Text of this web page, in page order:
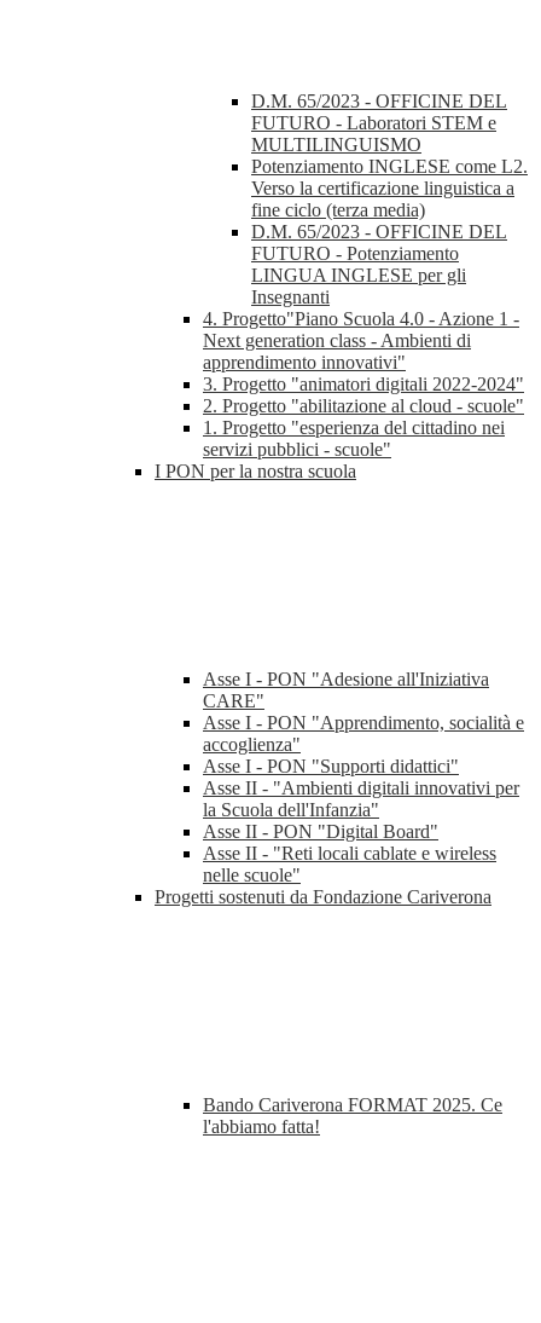
D.M. 65/2023 - OFFICINE DEL
FUTURO - Laboratori STEM e
MULTILINGUISMO
Potenziamento INGLESE come L2.
Verso la certificazione linguistica a
fine ciclo (terza media)
D.M. 65/2023 - OFFICINE DEL
FUTURO - Potenziamento
LINGUA INGLESE per gli
Insegnanti
4. Progetto"Piano Scuola 4.0 - Azione 1 -
Next generation class - Ambienti di
apprendimento innovativi"
3. Progetto "animatori digitali 2022-2024"
2. Progetto "abilitazione al cloud - scuole"
1. Progetto "esperienza del cittadino nei
servizi pubblici - scuole"
I PON per la nostra scuola
Asse I - PON "Adesione all'Iniziativa
CARE"
Asse I - PON "Apprendimento, socialità e
accoglienza"
Asse I - PON "Supporti didattici"
Asse II - "Ambienti digitali innovativi per
la Scuola dell'Infanzia"
Asse II - PON "Digital Board"
Asse II - "Reti locali cablate e wireless
nelle scuole"
Progetti sostenuti da Fondazione Cariverona
Bando Cariverona FORMAT 2025. Ce
l'abbiamo fatta!